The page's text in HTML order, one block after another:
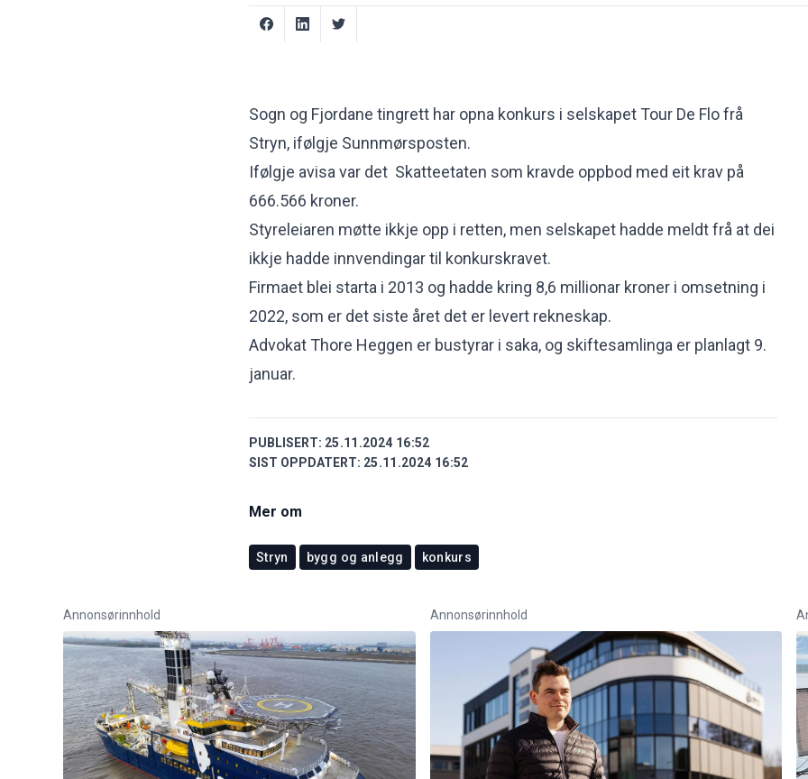
Sogn og Fjordane tingrett har opna konkurs i selskapet Tour De Flo frå
Stryn, ifølgje Sunnmørsposten.
Ifølgje avisa var det Skatteetaten som kravde oppbod med eit krav på
666.566 kroner.
Styreleiaren møtte ikkje opp i retten, men selskapet hadde meldt frå at dei
ikkje hadde innvendingar til konkurskravet.
Firmaet blei starta i 2013 og hadde kring 8,6 millionar kroner i omsetning i
2022, som er det siste året det er levert rekneskap.
Advokat Thore Heggen er bustyrar i saka, og skiftesamlinga er planlagt 9.
januar.
PUBLISERT: 25.11.2024 16:52
SIST OPPDATERT: 25.11.2024 16:52
Mer om
Stryn bygg og anlegg konkurs
Annonsørinnhold Annonsørinnhold